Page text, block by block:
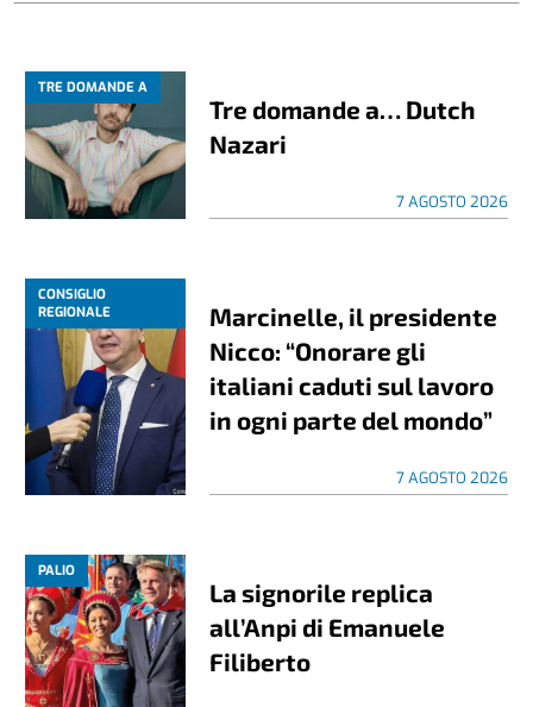
TRE DOMANDE A
Tre domande a… Dutch
Nazari
7 AGOSTO 2026
CONSIGLIO
REGIONALE
Marcinelle, il presidente
Nicco: “Onorare gli
italiani caduti sul lavoro
in ogni parte del mondo”
7 AGOSTO 2026
PALIO
La signorile replica
all’Anpi di Emanuele
Filiberto